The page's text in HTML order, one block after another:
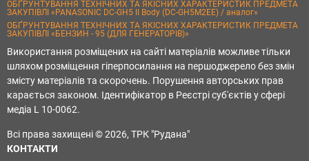
ОБҐРУНТУВАННЯ ТЕХНІЧНИХ ТА ЯКІСНИХ ХАРАКТЕРИСТИК ПРЕДМЕТА
ЗАКУПІВЛІ «PANASONIC DC-GH5 II Body (DC-GH5M2EE) / аналог»
ОБҐРУНТУВАННЯ ТЕХНІЧНИХ ТА ЯКІСНИХ ХАРАКТЕРИСТИК ПРЕДМЕТА
ЗАКУПІВЛІ «БЕНЗИН - 95 (ДЛЯ ГЕНЕРАТОРІВ)»
Використання розміщених на сайті матеріалів можливе тільки
шляхом розміщення гіперпосилання на першоджерело без змін
змісту матеріалів та скорочень. Порушення авторських прав
карається законом. Ідентифікатор в Реєстрі суб'єктів у сфері
медіа L 10-0062.
Всі права захищені © 2026, ТРК "Рудана"
КОНТАКТИ